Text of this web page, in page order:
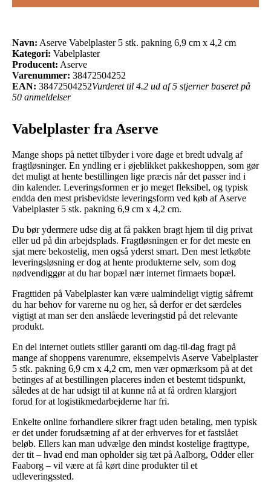
Navn: Aserve Vabelplaster 5 stk. pakning 6,9 cm x 4,2 cm
Kategori: Vabelplaster
Producent: Aserve
Varenummer: 38472504252
EAN: 38472504252Vurderet til 4.2 ud af 5 stjerner baseret på
50 anmeldelser
Vabelplaster fra Aserve
Mange shops på nettet tilbyder i vore dage et bredt udvalg af
fragtløsninger. En yndling er i øjeblikket pakkeshoppen, som gør
det muligt at hente bestillingen lige præcis når det passer ind i
din kalender. Leveringsformen er jo meget fleksibel, og typisk
endda den mest prisbevidste leveringsform ved køb af Aserve
Vabelplaster 5 stk. pakning 6,9 cm x 4,2 cm.
Du bør ydermere udse dig at få pakken bragt hjem til dig privat
eller ud på din arbejdsplads. Fragtløsningen er for det meste en
sjat mere bekostelig, men også yderst smart. Den mest letkøbte
leveringsløsning er dog at hente produkterne selv, som dog
nødvendiggør at du har bopæl nær internet firmaets bopæl.
Fragttiden på Vabelplaster kan være ualmindeligt vigtig såfremt
du har behov for varerne nu og her, så derfor er det særdeles
vigtigt at man ser den anslåede leveringstid på det relevante
produkt.
En del internet outlets stiller garanti om dag-til-dag fragt på
mange af shoppens varenumre, eksempelvis Aserve Vabelplaster
5 stk. pakning 6,9 cm x 4,2 cm, men vær opmærksom på at det
betinges af at bestillingen placeres inden et bestemt tidspunkt,
således at de har udsigt til at kunne nå at få ordren klargjort
forud for at logistikmedarbejderne har fri.
Enkelte online forhandlere sikrer fragt uden betaling, men typisk
er det under forudsætning af at der erhverves for et fastslået
beløb. Ellers kan man udvælge den mindst kostelige fragttype,
der tit – hvad end man opholder sig tæt på Aalborg, Odder eller
Faaborg – vil være at få kørt dine produkter til et
udleveringssted.